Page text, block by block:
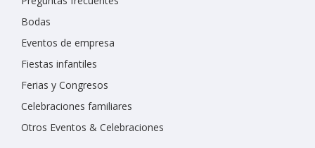
Bodas
Eventos de empresa
Fiestas infantiles
Ferias y Congresos
Celebraciones familiares
Otros Eventos & Celebraciones